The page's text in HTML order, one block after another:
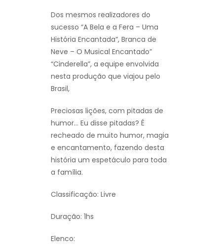
Dos mesmos realizadores do
sucesso “A Bela e a Fera – Uma
História Encantada”, Branca de
Neve – O Musical Encantado”
“Cinderella”, a equipe envolvida
nesta produção que viajou pelo
Brasil,
Preciosas lições, com pitadas de
humor… Eu disse pitadas? É
recheado de muito humor, magia
e encantamento, fazendo desta
história um espetáculo para toda
a família.
Classificação: Livre
Duração: 1hs
Elenco: